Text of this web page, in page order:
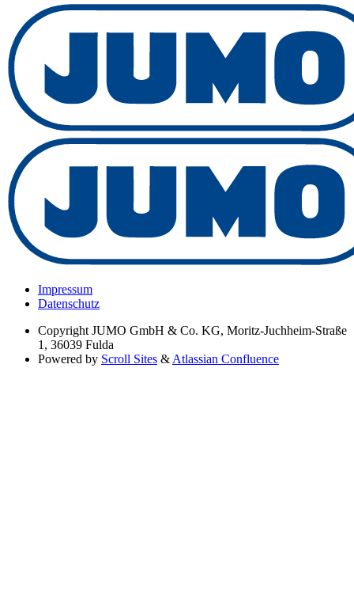
Impressum
Datenschutz
Copyright JUMO GmbH & Co. KG, Moritz-Juchheim-Straße
1, 36039 Fulda
Powered by Scroll Sites & Atlassian Confluence